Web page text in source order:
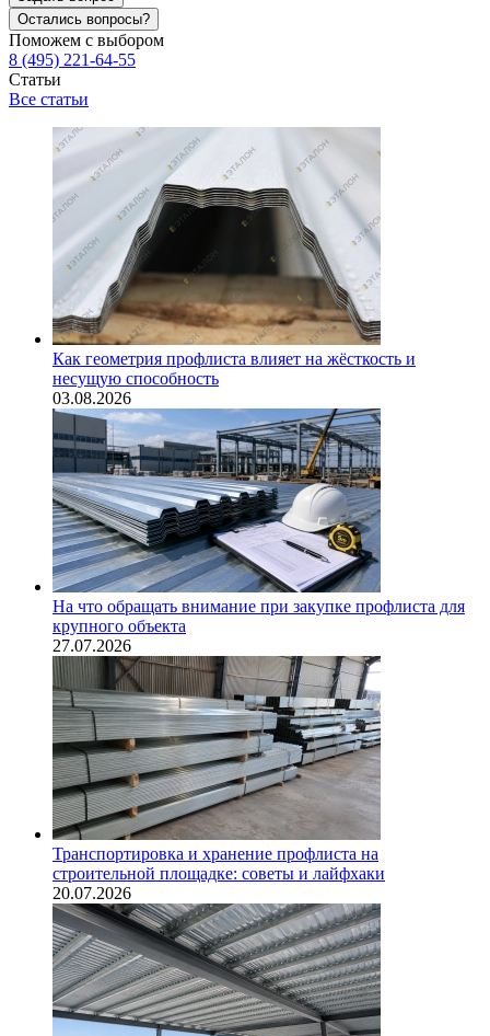
Остались вопросы?
Поможем с выбором
8 (495) 221-64-55
Статьи
Все статьи
Как геометрия профлиста влияет на жёсткость и
несущую способность
03.08.2026
На что обращать внимание при закупке профлиста для
крупного объекта
27.07.2026
Транспортировка и хранение профлиста на
строительной площадке: советы и лайфхаки
20.07.2026